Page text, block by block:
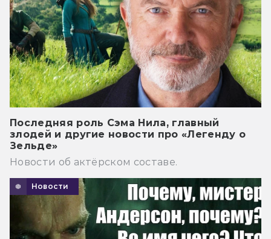
Последняя роль Сэма Нила, главный
злодей и другие новости про «Легенду о
Зельде»
Новости об актёрском составе.
Новости